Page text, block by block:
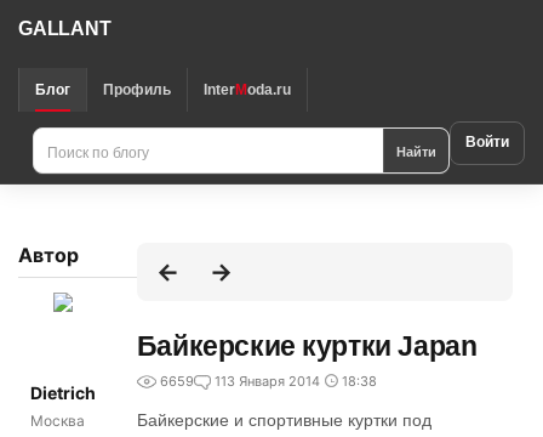
GALLANT
Блог Профиль InterModa.ru
Найти Войти
Автор
Dietrich
Москва
Байкерские куртки Japan
6659 113 Января 2014 18:38
Байкерские и спортивные куртки под